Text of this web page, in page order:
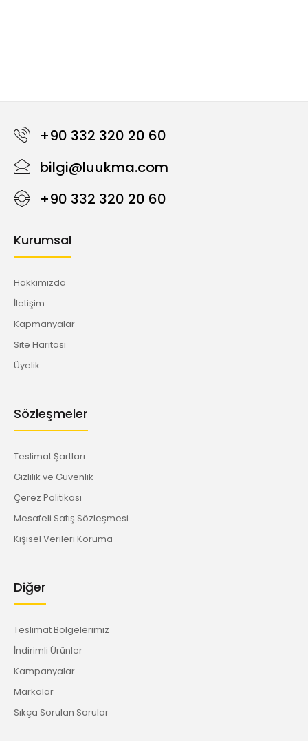
+90 332 320 20 60
bilgi@luukma.com
+90 332 320 20 60
Kurumsal
Hakkımızda
İletişim
Kapmanyalar
Site Haritası
Üyelik
Sözleşmeler
Teslimat Şartları
Gizlilik ve Güvenlik
Çerez Politikası
Mesafeli Satış Sözleşmesi
Kişisel Verileri Koruma
Diğer
Teslimat Bölgelerimiz
İndirimli Ürünler
Kampanyalar
Markalar
Sıkça Sorulan Sorular